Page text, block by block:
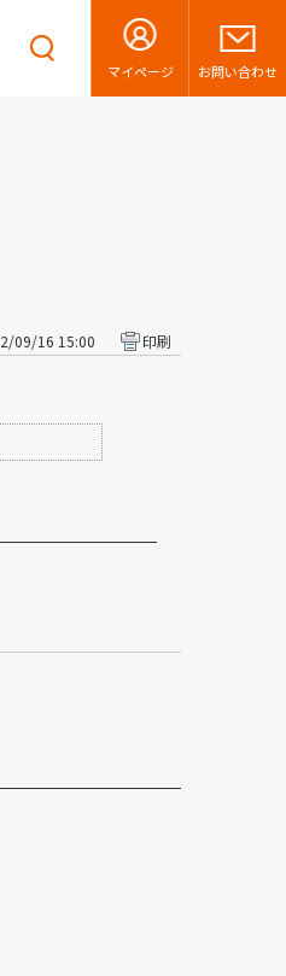
マイページ お問い合わせ
09/16 15:00 印刷